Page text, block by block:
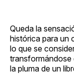
Queda la
histórica para un
lo que se
transformándose
la pluma de un